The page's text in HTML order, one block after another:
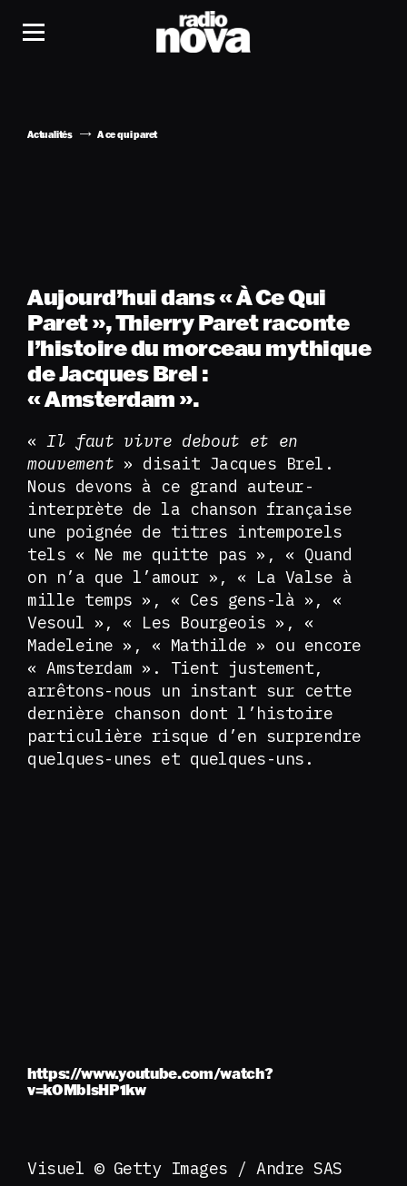
Actualités A ce qui paret
Aujourd’hui dans « À Ce Qui
Paret », Thierry Paret raconte
l’histoire du morceau mythique
de Jacques Brel :
« Amsterdam ».
« Il faut vivre debout et en
mouvement » disait Jacques Brel.
Nous devons à ce grand auteur-
interprète de la chanson française
une poignée de titres intemporels
tels « Ne me quitte pas », « Quand
on n’a que l’amour », « La Valse à
mille temps », « Ces gens-là », «
Vesoul », « Les Bourgeois », «
Madeleine », « Mathilde » ou encore
« Amsterdam ». Tient justement,
arrêtons-nous un instant sur cette
dernière chanson dont l’histoire
particulière risque d’en surprendre
quelques-unes et quelques-uns.
https://www.youtube.com/watch?
v=kOMblsHP1kw
Visuel © Getty Images / Andre SAS